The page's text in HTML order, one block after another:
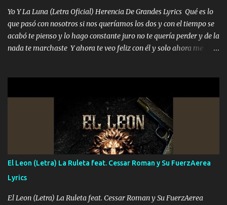
A veces me pongo un sombrero a veces me ven la cachucha de lado
con la mirada siempre en alto A veces me fajó una super o a veces
me fajó una Glock siempre armado todas las generaciones yo
traigo El chiste es que hago lo que quiero pues así soy me mandó
Yo Y La Luna (Letra Oficial) Herencia De Grandes Lyrics Qué es lo
que pasó con nosotros si nos queríamos los dos y con el tiempo se
acabó te pienso y lo hago constante juro no te quería perder y de la
nada te marchaste Y ahora te veo feliz con él y solo ahora me
pero eso ya no va a pasar me perderé en la soledad Porque me
mirabas bonito si yo no fui el final feliz el final fue triste pa mí Y
duele no tenerte aquí sabiendo que moría por ti yo y la luna
cantamos y por ti nos embriagamos Quién sabe qué será de mí si
contigo fui muy feliz a lo mejor no lloró pero muy en el fondo te
adoro
El Leon (Letra) La Ruleta feat. Cessar Roman y Su FuerzAerea
Lyrics
El Leon (Letra) La Ruleta feat. Cessar Roman y Su FuerzAerea